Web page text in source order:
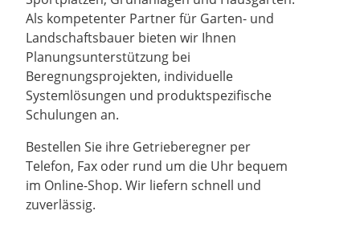
Als kompetenter Partner für Garten- und
Landschaftsbauer bieten wir Ihnen
Planungsunterstützung bei
Beregnungsprojekten, individuelle
Systemlösungen und produktspezifische
Schulungen an.
Bestellen Sie ihre Getrieberegner per
Telefon, Fax oder rund um die Uhr bequem
im Online-Shop. Wir liefern schnell und
zuverlässig.